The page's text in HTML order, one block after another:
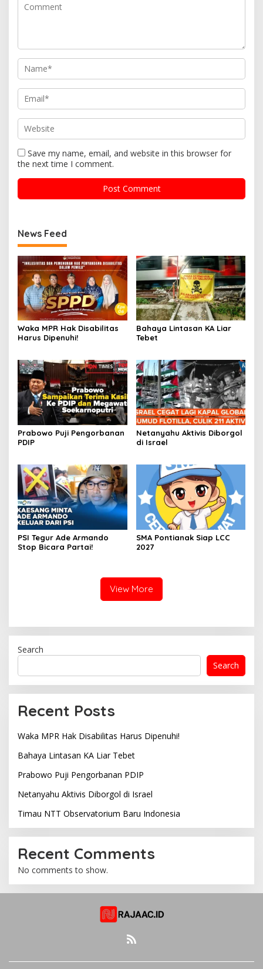
Save my name, email, and website in this browser for
the next time I comment.
News Feed
Waka MPR Hak Disabilitas
Harus Dipenuhi!
Bahaya Lintasan KA Liar
Tebet
Prabowo Puji Pengorbanan
PDIP
Netanyahu Aktivis Diborgol
di Israel
PSI Tegur Ade Armando
Stop Bicara Partai!
SMA Pontianak Siap LCC
2027
View More
Search
Search
Recent Posts
Waka MPR Hak Disabilitas Harus Dipenuhi!
Bahaya Lintasan KA Liar Tebet
Prabowo Puji Pengorbanan PDIP
Netanyahu Aktivis Diborgol di Israel
Timau NTT Observatorium Baru Indonesia
Recent Comments
No comments to show.